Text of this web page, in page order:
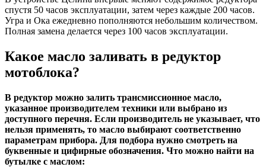
спустя 50 часов эксплуатации, затем через каждые 200 часов.
Угра и Ока ежедневно пополняются небольшим количеством.
Полная замена делается через 100 часов эксплуатации.
Какое масло заливать в редуктор
мотоблока?
В редуктор можно залить трансмиссионное масло,
указанное производителем техники или выбрано из
доступного перечня. Если производитель не указывает, что
нельзя применять, то масло выбирают соответственно
параметрам прибора. Для подбора нужно смотреть на
буквенные и цифирные обозначения. Что можно найти на
бутылке с маслом: